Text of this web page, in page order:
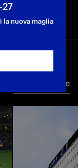
Tutte le notizie
27
la nuova maglia